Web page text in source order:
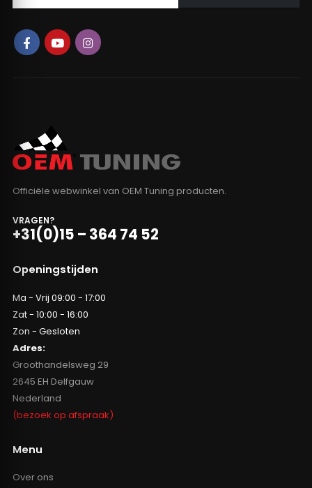
Officiële webwinkel van OEM Tuning producten.
VRAGEN?
+31(0)15 – 364 74 52
Openingstijden
Ma - Vrij 09:00 - 17:00
Zat - 10:00 - 16:00
Zon - Gesloten
Adres:
Groothandelsweg 29
2645 EH Delfgauw
Nederland
(bezoek op afspraak)
Menu
Over ons